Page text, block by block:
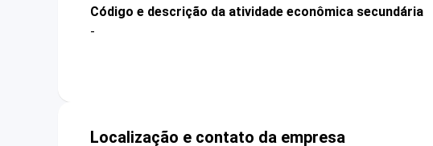
Código e descrição da atividade econômica secundária
-
Localização e contato da empresa